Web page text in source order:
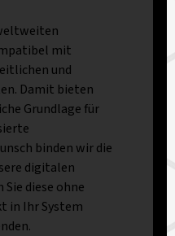
mit
und
Damit bieten
Grundlage für
binden wir die
digitalen
Sie diese ohne
in Ihr System